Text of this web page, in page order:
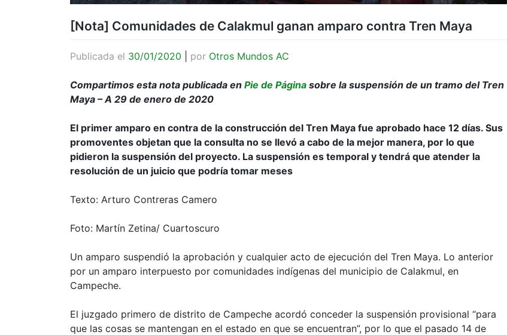
[Nota] Comunidades de Calakmul ganan amparo contra Tren Maya
Publicada el 30/01/2020 por Otros Mundos AC
Compartimos esta nota publicada en Pie de Página sobre la suspensión de un tramo del Tren
Maya – A 29 de enero de 2020
El primer amparo en contra de la construcción del Tren Maya fue aprobado hace 12 días. Sus
promoventes objetan que la consulta no se llevó a cabo de la mejor manera, por lo que
pidieron la suspensión del proyecto. La suspensión es temporal y tendrá que atender la
resolución de un juicio que podría tomar meses
Texto: Arturo Contreras Camero
Foto: Martín Zetina/ Cuartoscuro
Un amparo suspendió la aprobación y cualquier acto de ejecución del Tren Maya. Lo anterior
por un amparo interpuesto por comunidades indígenas del municipio de Calakmul, en
Campeche.
El juzgado primero de distrito de Campeche acordó conceder la suspensión provisional “para
que las cosas se mantengan en el estado en que se encuentran”, por lo que el pasado 14 de